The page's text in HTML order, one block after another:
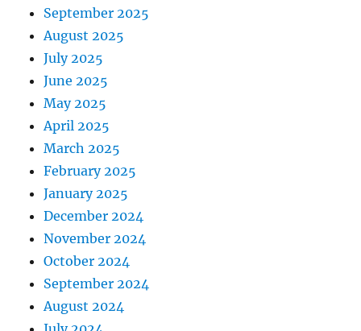
September 2025
August 2025
July 2025
June 2025
May 2025
April 2025
March 2025
February 2025
January 2025
December 2024
November 2024
October 2024
September 2024
August 2024